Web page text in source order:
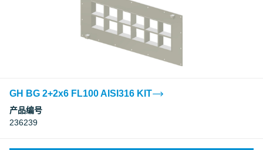
GH BG 2+2x6 FL100 AISI316 KIT
产品编号
236239